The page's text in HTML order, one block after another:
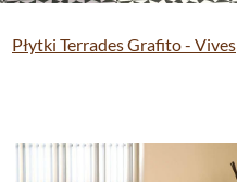
Płytki Terrades Grafito - Vives